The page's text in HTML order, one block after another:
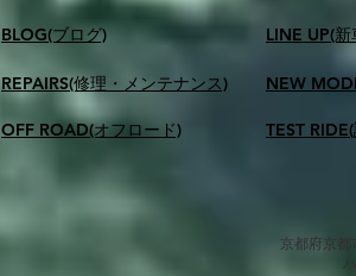
BLOG(ブログ)
REPAIRS(修理・メンテナンス)
OFF ROAD(オフロード)
LINE UP(
NEW
TEST
京都府京都